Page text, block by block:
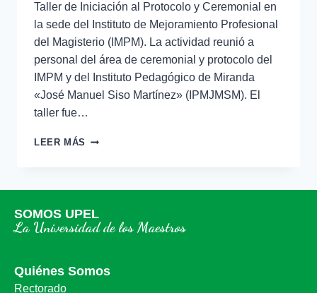
Taller de Iniciación al Protocolo y Ceremonial en
la sede del Instituto de Mejoramiento Profesional
del Magisterio (IMPM). La actividad reunió a
personal del área de ceremonial y protocolo del
IMPM y del Instituto Pedagógico de Miranda
«José Manuel Siso Martínez» (IPMJMSM). El
taller fue…
LEER MÁS
SOMOS UPEL
La Universidad de los Maestros
Quiénes Somos
Rectorado